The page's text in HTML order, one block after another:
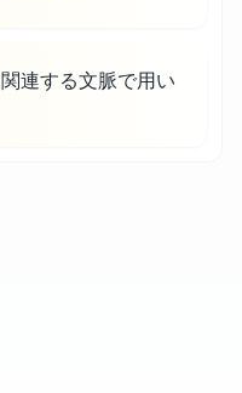
連する文脈で用い